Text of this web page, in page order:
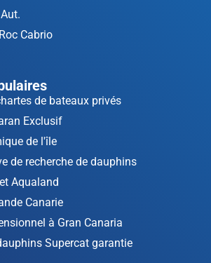
Cabrio
de bateaux privés
Exclusif
de l'île
de recherche de dauphins
Aqualand
Canarie
à Gran Canaria
Supercat garantie